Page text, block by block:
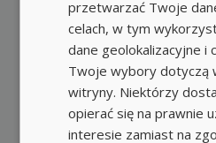
przetwarzać Twoje
celach, w tym
dane geolokalizacyjne i
Twoje wybory dotyczą
witryny. Niektórzy
opierać się na prawnie
interesie zamiast na